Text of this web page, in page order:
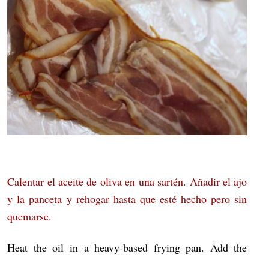
Calentar el aceite de oliva en una sartén. Añadir el ajo
y la panceta y rehogar hasta que esté hecho pero sin
quemarse.
Heat the oil in a heavy-based frying pan. Add the